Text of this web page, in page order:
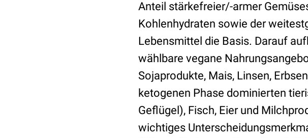
Anteil stärkefreier/-armer
Kohlenhydraten sowie der
Lebensmittel die Basis. Darauf
wählbare vegane
Sojaprodukte, Mais, Linsen,
ketogenen Phase dominierten
Geflügel), Fisch, Eier und
wichtiges